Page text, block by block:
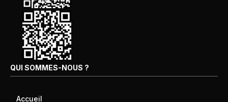
QUI SOMMES-NOUS ?
Accueil